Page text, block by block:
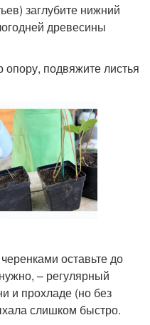
заглубите нижний
древесины
опору, подвяжите листья
оставьте до
– регулярный
и прохладе (но без
слишком быстро.